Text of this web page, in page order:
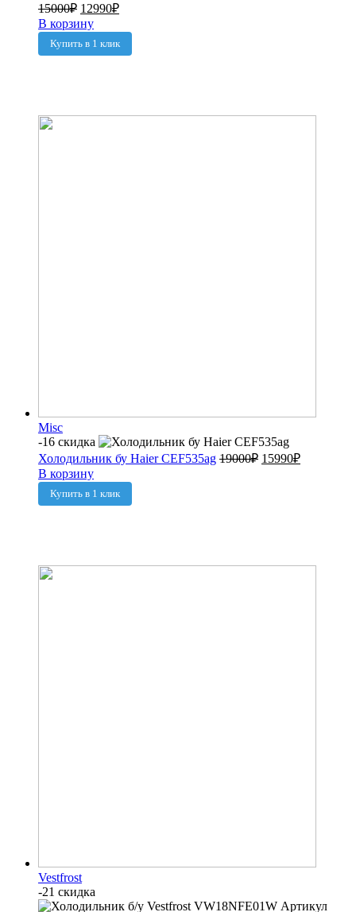
15000₽ 12990₽
В корзину
Купить в 1 клик
Misc
-16 скидка
Холодильник бу Haier CEF535ag 19000₽ 15990₽
В корзину
Купить в 1 клик
Vestfrost
-21 скидка